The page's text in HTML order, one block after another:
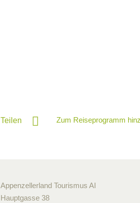
Teilen Zum Reiseprogramm
Appenzellerland Tourismus AI
Hauptgasse 38